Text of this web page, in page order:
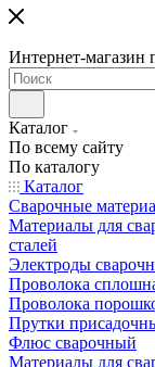
Интернет-магазин
Каталог
По всему сайту
По каталогу
Каталог
Сварочные
Материалы для
сталей
Электроды
Проволока
Проволока
Прутки
Флюс сварочный
Материалы для